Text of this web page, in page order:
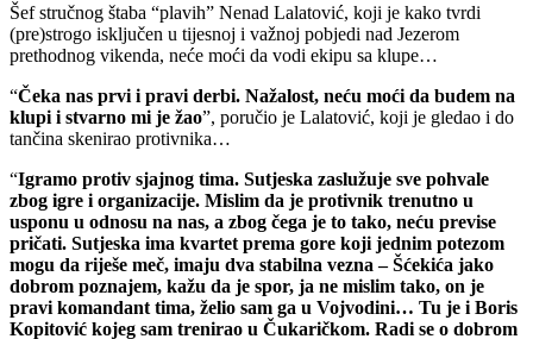
Šef stručnog štaba “plavih” Nenad Lalatović, koji je kako tvrdi
(pre)strogo isključen u tijesnoj i važnoj pobjedi nad Jezerom
prethodnog vikenda, neće moći da vodi ekipu sa klupe…
“Čeka nas prvi i pravi derbi. Nažalost, neću moći da budem na
klupi i stvarno mi je žao”, poručio je Lalatović, koji je gledao i do
tančina skenirao protivnika…
“Igramo protiv sjajnog tima. Sutjeska zaslužuje sve pohvale
zbog igre i organizacije. Mislim da je protivnik trenutno u
usponu u odnosu na nas, a zbog čega je to tako, neću previse
pričati. Sutjeska ima kvartet prema gore koji jednim potezom
mogu da riješe meč, imaju dva stabilna vezna – Šćekića jako
dobrom poznajem, kažu da je spor, ja ne mislim tako, on je
pravi komandant tima, želio sam ga u Vojvodini… Tu je i Boris
Kopitović kojeg sam trenirao u Čukaričkom. Radi se o dobrom